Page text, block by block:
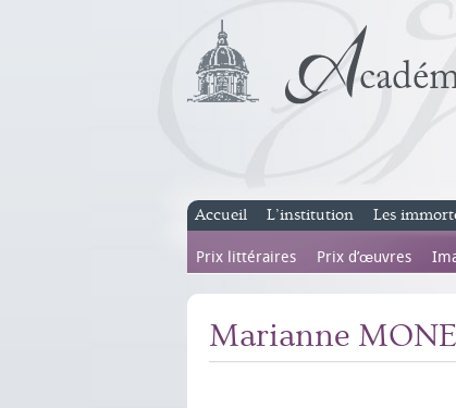
Accueil L’institution Les
Prix littéraires Prix d’œuvres
Marianne